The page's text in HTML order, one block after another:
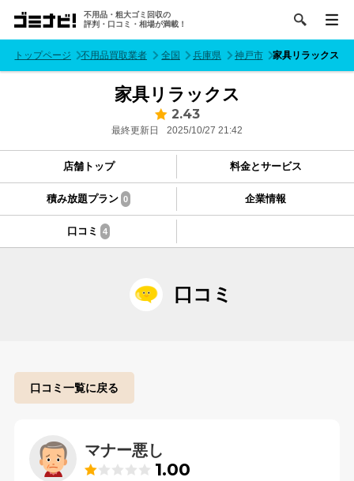
不用品・粗大ゴミ回収の
評判・口コミ・相場が満載！
トップページ 不用品買取業者 全国 兵庫県 神戸市 家具リラックス
家具リラックス
2.43
最終更新日 2025/10/27 21:42
店舗トップ 料金とサービス
積み放題プラン 0 企業情報
口コミ 4
口コミ
口コミ一覧に戻る
マナー悪し
1.00